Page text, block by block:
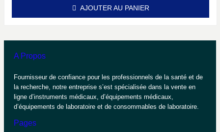
AJOUTER AU PANIER
A Propos
Fournisseur de confiance pour les professionnels de la santé et de
la recherche, notre entreprise s’est spécialisée dans la vente en
ligne d’instruments médicaux, d’équipements médicaux,
d’équipements de laboratoire et de consommables de laboratoire.
Pages